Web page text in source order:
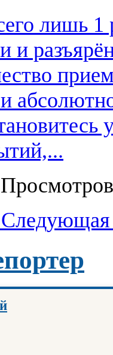
лишь 1
и